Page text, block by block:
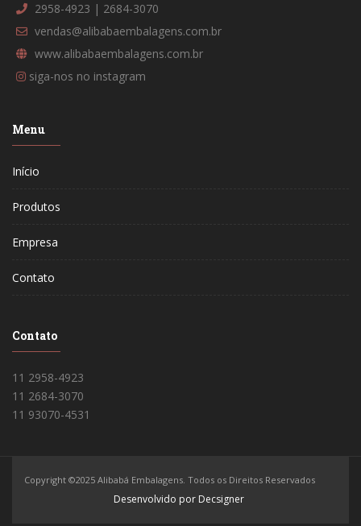
2958-4923 | 2684-3070
vendas@alibabaembalagens.com.br
www.alibabaembalagens.com.br
siga-nos no instagram
Menu
Início
Produtos
Empresa
Contato
Contato
11 2958-4923
11 2684-3070
11 93070-4531
Copyright ©2025 Alibabá Embalagens. Todos os Direitos Reservados
Desenvolvido por Decsigner